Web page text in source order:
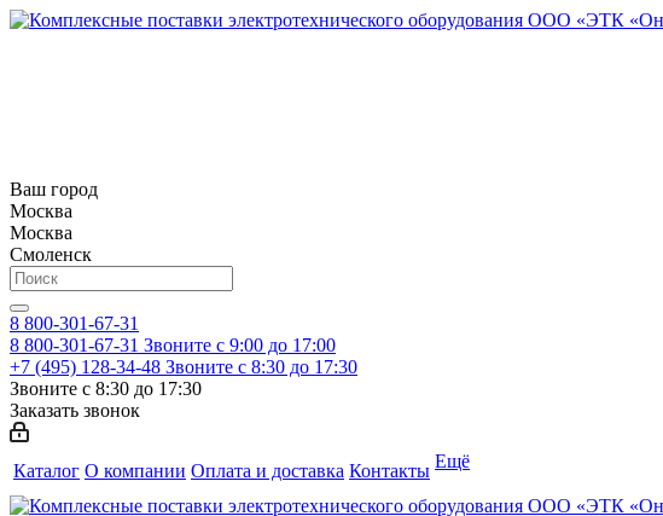
Ваш город
Москва
Москва
Смоленск
8 800-301-67-31
8 800-301-67-31 Звоните с 9:00 до 17:00
+7 (495) 128-34-48 Звоните с 8:30 до 17:30
Звоните с 8:30 до 17:30
Заказать звонок
Каталог О компании Оплата и доставка Контакты Ещё